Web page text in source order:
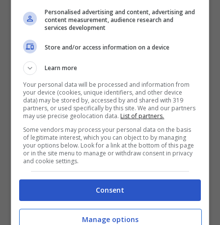
pubblicamente ma la notizia è davvero
clamoros e potrebbe cambiare gli scenari
futuri della retroguardia bianconera.
E’ in atto un tentativo da parte di Giuntoli che
vuoleportare alla Juventus Giovanni Di
Lorenzo. Il capitano del Napoli è in rotta con
la società e avrebbe chiesto la cessione la
prossima stagione. Uno scenario che, fino a
qualche tempo fa, pareva impossibile e che
adesso – invece – può diventare realtà visto
Personalised advertising and content, advertising and
content measurement, audience research and
services development
Store and/or access information on a device
Learn more
Your personal data will be processed and information from
your device (cookies, unique identifiers, and other device
data) may be stored by, accessed by and shared with 319
partners, or used specifically by this site. We and our partners
may use precise geolocation data. List of partners.
Some vendors may process your personal data on the basis
of legitimate interest, which you can object to by managing
your options below. Look for a link at the bottom of this page
or in the site menu to manage or withdraw consent in privacy
and cookie settings.
Consent
Manage options